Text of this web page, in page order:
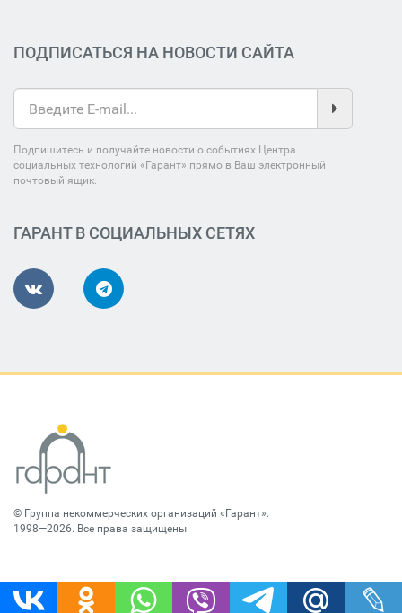
ПОДПИСАТЬСЯ НА НОВОСТИ САЙТА
Подпишитесь и получайте новости о событиях Центра
социальных технологий «Гарант» прямо в Ваш электронный
почтовый ящик.
ГАРАНТ В СОЦИАЛЬНЫХ СЕТЯХ
© Группа некоммерческих организаций «Гарант».
1998—2026. Все права защищены